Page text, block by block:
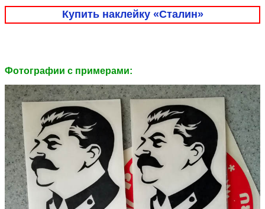
Купить наклейку «Сталин»
Фотографии c примерами: